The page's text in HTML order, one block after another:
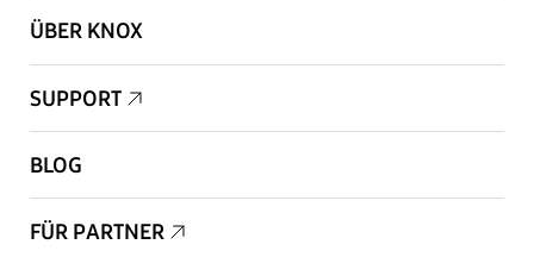
ÜBER KNOX
SUPPORT
BLOG
FÜR PARTNER